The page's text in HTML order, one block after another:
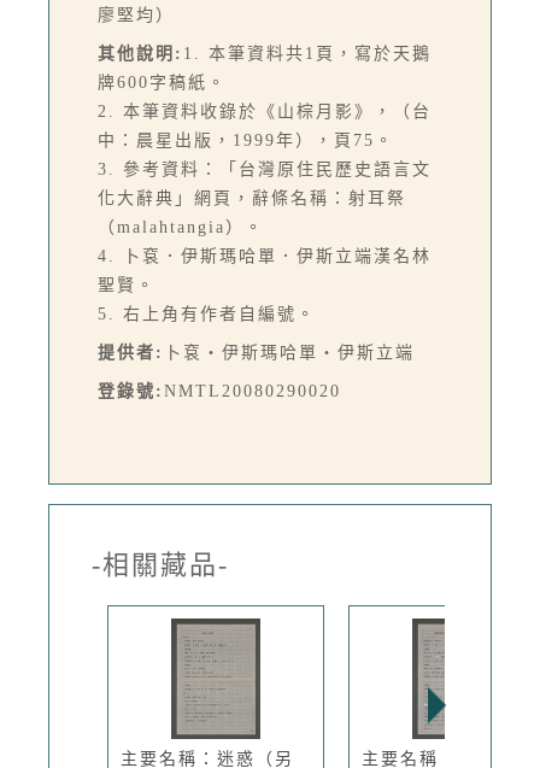
廖堅均）
其他說明: 1. 本筆資料共1頁，寫於天鵝
牌600字稿紙。
2. 本筆資料收錄於《山棕月影》，（台
中：晨星出版，1999年），頁75。
3. 參考資料：「台灣原住民歷史語言文
化大辭典」網頁，辭條名稱：射耳祭
（malahtangia）。
4. 卜袞．伊斯瑪哈單．伊斯立端漢名林
聖賢。
5. 右上角有作者自編號。
提供者: 卜袞‧伊斯瑪哈單‧伊斯立端
登錄號: NMTL20080290020
-相關藏品-
主要名稱：迷惑（另 主要名稱：迷惑